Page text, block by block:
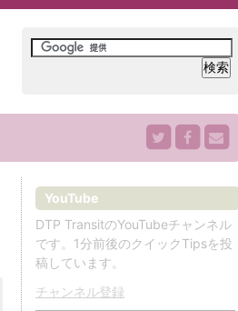
YouTube
DTP TransitのYouTubeチャンネル
です。1分前後のクイックTipsを投
稿しています。
チャンネル登録